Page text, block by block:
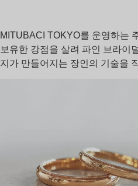
MITUBACI TOKYO를 운영하는
보유한 강점을 살려 파인 브라이
지가 만들어지는 장인의 기술을